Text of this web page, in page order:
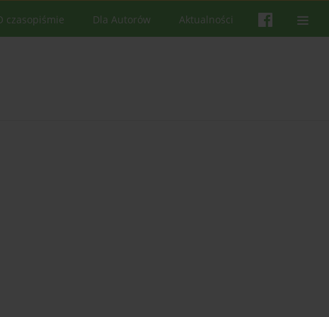
czasopiśmie Dla Autorów Aktualności